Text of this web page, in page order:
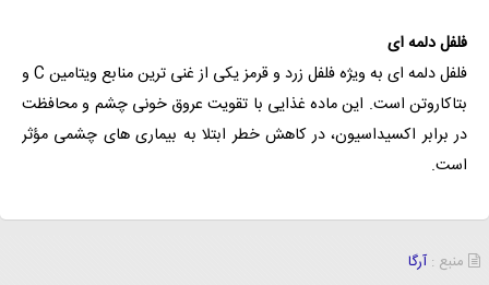
فلفل دلمه ای
فلفل دلمه ای به ویژه فلفل زرد و قرمز یکی از غنی ترین منابع ویتامین C و
بتاکاروتن است. این ماده غذایی با تقویت عروق خونی چشم و محافظت
در برابر اکسیداسیون، در کاهش خطر ابتلا به بیماری های چشمی مؤثر
است.
منبع : آرگا